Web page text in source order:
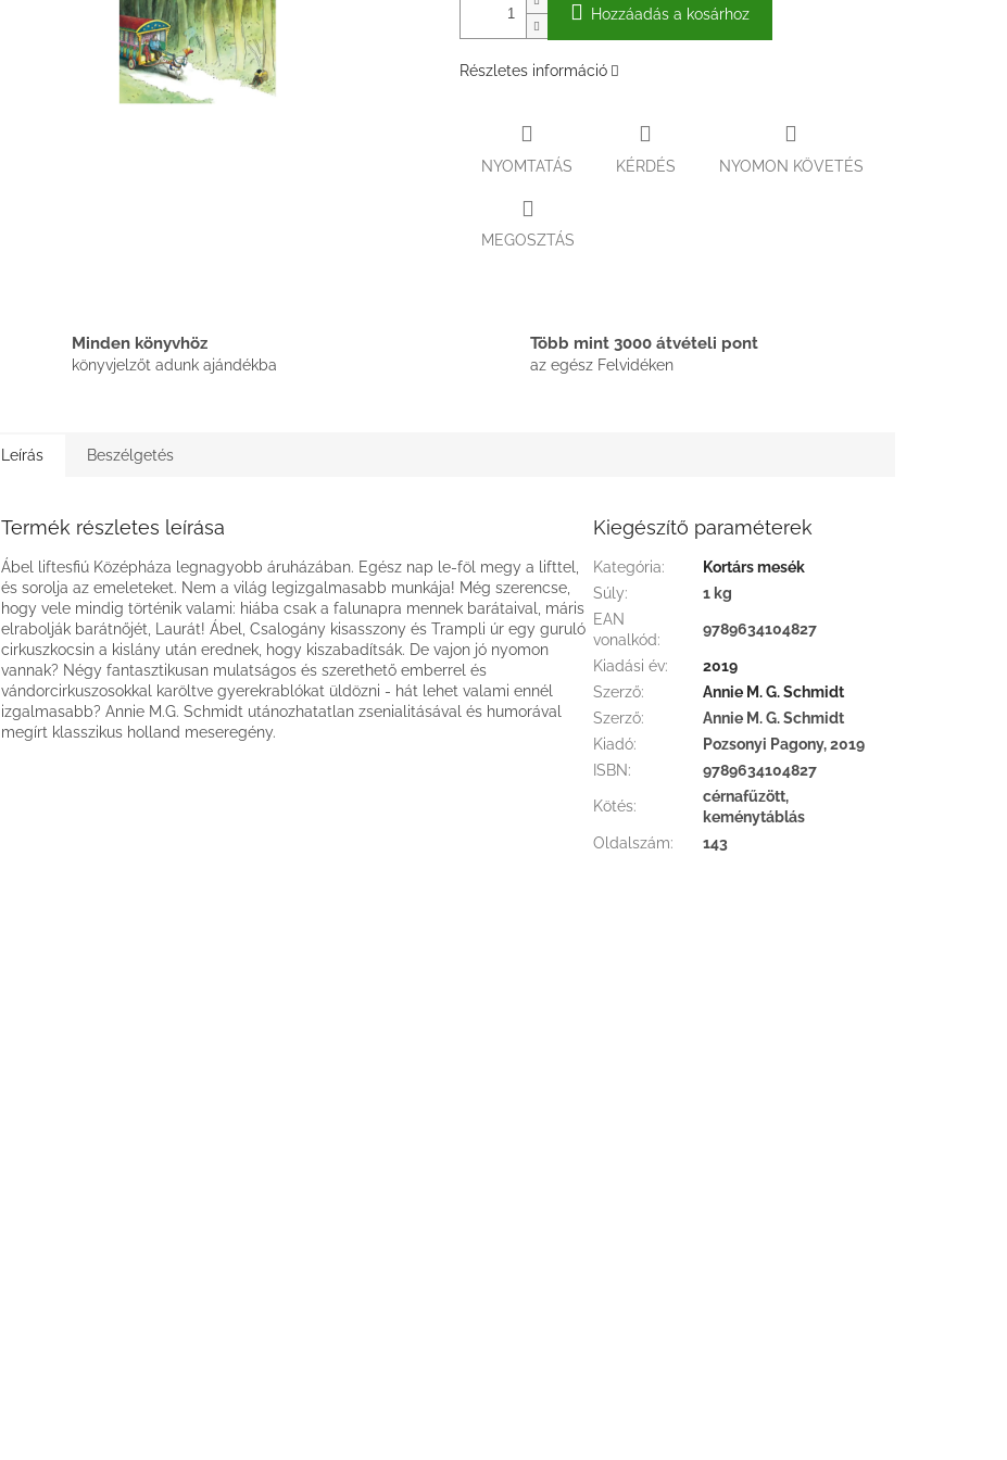
Hozzáadás a kosárhoz
Részletes információ
NYOMTATÁS KÉRDÉS NYOMON KÖVETÉS
MEGOSZTÁS
Minden könyvhöz
könyvjelzőt adunk ajándékba
Több mint 3000 átvételi pont
az egész Felvidéken
Leírás Beszélgetés
Termék részletes leírása
Ábel liftesfiú Középháza legnagyobb áruházában. Egész nap le-föl megy a lifttel,
és sorolja az emeleteket. Nem a világ legizgalmasabb munkája! Még szerencse,
hogy vele mindig történik valami: hiába csak a falunapra mennek barátaival, máris
elrabolják barátnőjét, Laurát! Ábel, Csalogány kisasszony és Trampli úr egy guruló
cirkuszkocsin a kislány után erednek, hogy kiszabadítsák. De vajon jó nyomon
vannak? Négy fantasztikusan mulatságos és szerethető emberrel és
vándorcirkuszosokkal karöltve gyerekrablókat üldözni - hát lehet valami ennél
izgalmasabb? Annie M.G. Schmidt utánozhatatlan zsenialitásával és humorával
megírt klasszikus holland meseregény.
Kiegészítő paraméterek
Kategória:
Kortárs mesék
Súly:
1 kg
EAN
vonalkód:
9789634104827
Kiadási év:
2019
Szerző:
Annie M. G. Schmidt
Szerző:
Annie M. G. Schmidt
Kiadó:
Pozsonyi Pagony, 2019
ISBN: 9789634104827
Kötés:
cérnafűzött,
keménytáblás
Oldalszám: 143